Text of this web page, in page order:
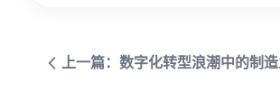
上一篇：数字化转型浪潮中的制